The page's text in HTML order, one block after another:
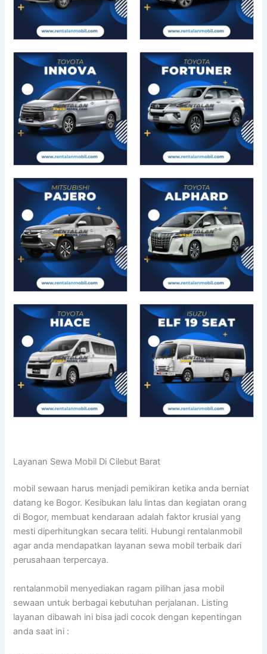
Layanan Sewa Mobil Di Cilebut Barat
mobil sewaan harus menjadi pemikiran ketika anda berniat
datang ke Bogor. Kesibukan lalu lintas dan kegiatan orang
di Bogor, membuat kendaraan adalah faktor krusial yang
mesti diperhitungkan secara teliti. Hubungi rentalanmobil
agar anda mendapatkan layanan sewa mobil terbaik dari
perusahaan terpercaya.
rentalanmobil menyediakan ragam pilihan jasa mobil
sewaan untuk berbagai kebutuhan perjalanan. Listing
layanan dibawah ini bisa jadi cocok dengan kepentingan
anda saat ini :